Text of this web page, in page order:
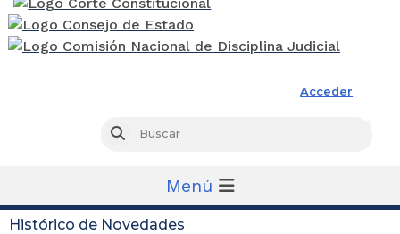
Acceder
Buscar
Menú
Histórico de Novedades